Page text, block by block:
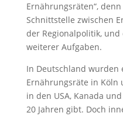
Ernährungsräten“,
Schnittstelle zwischen
der Regionalpolitik,
weiterer Aufgaben.
In Deutschland wurden
Ernährungsräte in Köln
in den USA, Kanada
20 Jahren gibt. Doch